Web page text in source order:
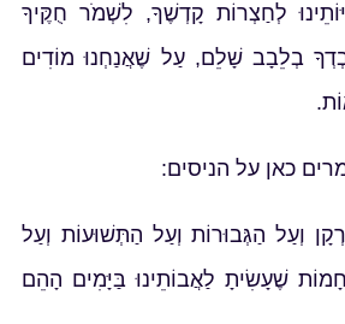
לְחַצְרוֹת קָדְשֶׁךָ, לִשְׁמֹר חֻקֶּיךָ
בְלֵבָב שָׁלֵם, עַל שֶׁאֲנַחְנוּ מוֹדִים
כאן על הניסים:
וְעַל הַגְּבוּרוֹת וְעַל הַתְּשׁוּעוֹת וְעַל
שֶׁעָשִׂיתָ לַאֲבוֹתֵינוּ בַּיָּמִים הָהֵם